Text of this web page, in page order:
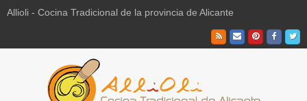
Allioli - Cocina Tradicional de la provincia de Alicante